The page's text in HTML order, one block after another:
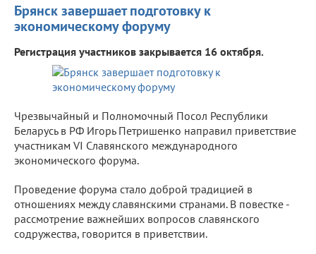
Брянск завершает подготовку к
экономическому форуму
Регистрация участников закрывается 16 октября.
Чрезвычайный и Полномочный Посол Республики
Беларусь в РФ Игорь Петришенко направил приветствие
участникам VI Славянского международного
экономического форума.
Проведение форума стало доброй традицией в
отношениях между славянскими странами. В повестке -
рассмотрение важнейших вопросов славянского
содружества, говорится в приветствии.